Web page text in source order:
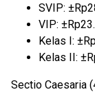
SVIP:
VIP:
Kelas I:
Kelas II:
Sectio Caesaria